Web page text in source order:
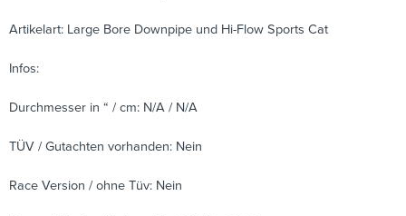
Artikelart: Large Bore Downpipe und Hi-Flow Sports Cat
Infos:
Durchmesser in “ / cm: N/A / N/A
TÜV / Gutachten vorhanden: Nein
Race Version / ohne Tüv: Nein